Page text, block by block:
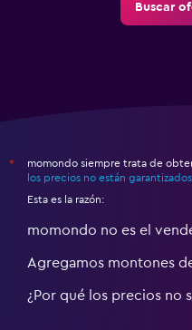
Buscar
*
momondo siempre trata de
los precios no están garantizados
Esta es la razón:
momondo no es el
Agregamos montones
¿Por qué los precios no